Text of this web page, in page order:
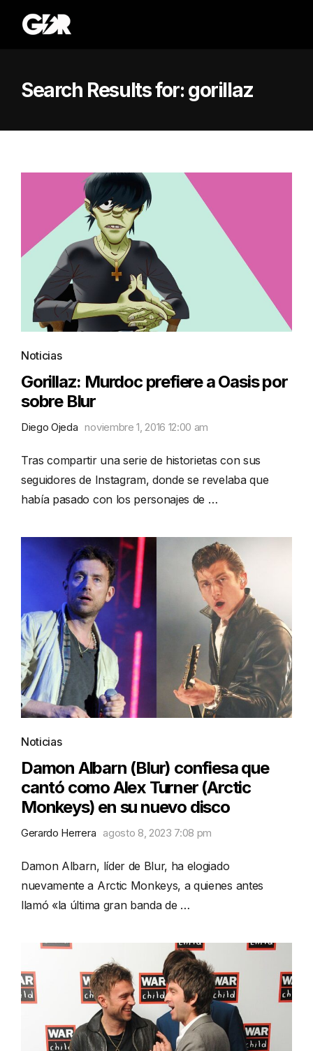
Search Results for:gorillaz
Noticias
Gorillaz: Murdoc prefiere a Oasis por
sobre Blur
Diego Ojeda noviembre 1, 2016 12:00 am
Tras compartir una serie de historietas con sus
seguidores de Instagram, donde se revelaba que
había pasado con los personajes de …
Noticias
Damon Albarn (Blur) confiesa que
cantó como Alex Turner (Arctic
Monkeys) en su nuevo disco
Gerardo Herrera agosto 8, 2023 7:08 pm
Damon Albarn, líder de Blur, ha elogiado
nuevamente a Arctic Monkeys, a quienes antes
llamó «la última gran banda de …